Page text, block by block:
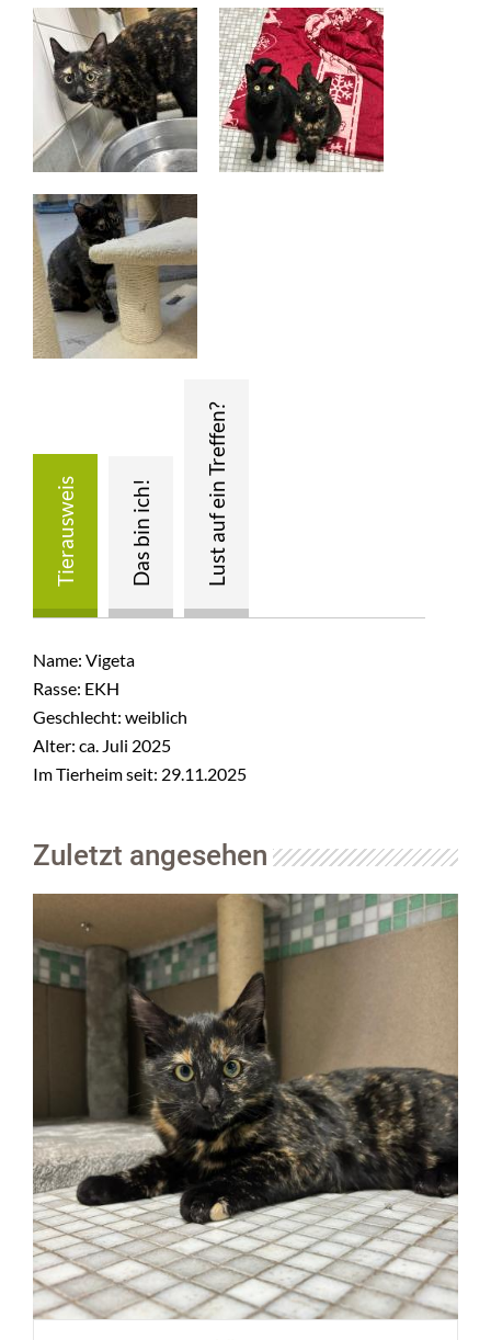
BMT
Name: Vigeta
Rasse: EKH
Geschlecht: weiblich
Alter: ca. Juli 2025
Im Tierheim seit: 29.11.2025
Zuletzt angesehen